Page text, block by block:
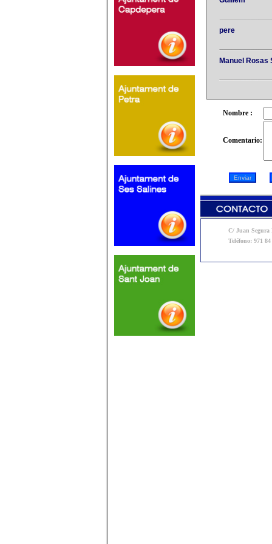
pere
Manuel Rosas
Nombre :
Comentario:
C/ Juan Segura
Teléfono: 971